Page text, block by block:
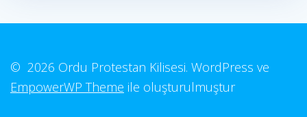
© 2026 Ordu Protestan Kilisesi. WordPress ve
EmpowerWP Theme ile oluşturulmuştur